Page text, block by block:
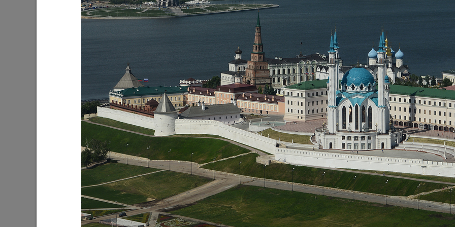
статус авторитетного творческого
Мэр Казани об Ассоциации городов и
муниципалитетов стран БРИКС+: «Мы
получаем многочисленные
предложения о сотрудничестве в
разных сферах»
28/08/2024
Ильсур Метшин: «Важно,
города имели свой голос на
международной площадке, в
числе в составе работы
21/06/2024
Ильсур Метшин: «Когда вы работаете
Ильсур Метшин: «Именно казанские
Ильсур Метшин: «Открытие